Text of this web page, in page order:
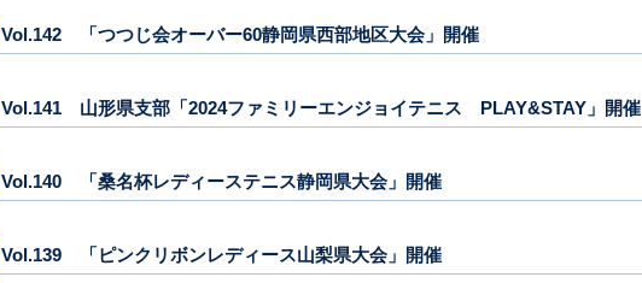
Vol.142 「つつじ会オーバー60静岡県西部地区大会」開催
Vol.141 山形県支部「2024ファミリーエンジョイテニス PLAY&STAY」開催
Vol.140 「桑名杯レディーステニス静岡県大会」開催
Vol.139 「ピンクリボンレディース山梨県大会」開催